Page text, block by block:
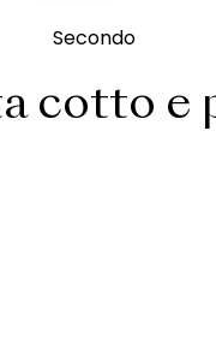
Secondo
cotto e